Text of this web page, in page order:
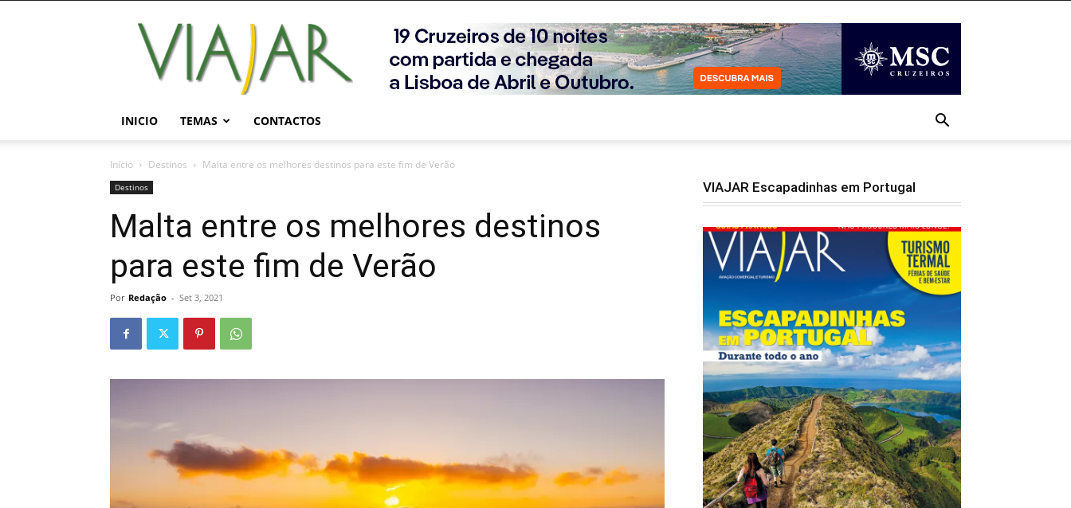
Viajar
Magazine
Online
INICIO TEMAS CONTACTOS
Início Destinos Malta entre os melhores destinos para este fim de Verão
Destinos
Malta entre os melhores destinos
para este fim de Verão
Por Redação - Set 3, 2021
VIAJAR Escapadinhas em Portugal